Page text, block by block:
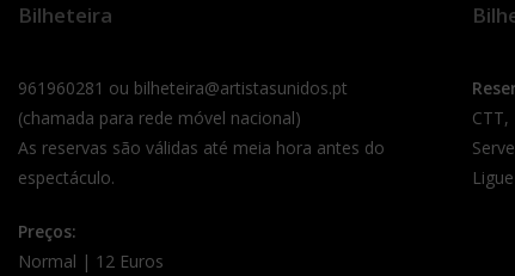
Bilheteira
961960281 ou bilheteira@artistasunidos.pt
(chamada para rede móvel nacional)
As reservas são válidas até meia hora antes do
espectáculo.
Preços:
Normal | 12 Euros
CTT,